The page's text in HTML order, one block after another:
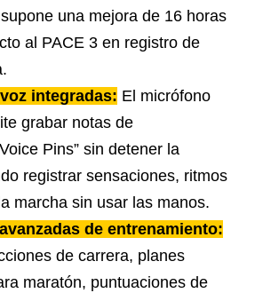
una mejora de 16 horas
al PACE 3 en registro de
integradas: El micrófono
grabar notas de
Pins” sin detener la
registrar sensaciones, ritmos
marcha sin usar las manos.
de entrenamiento:
de carrera, planes
maratón, puntuaciones de